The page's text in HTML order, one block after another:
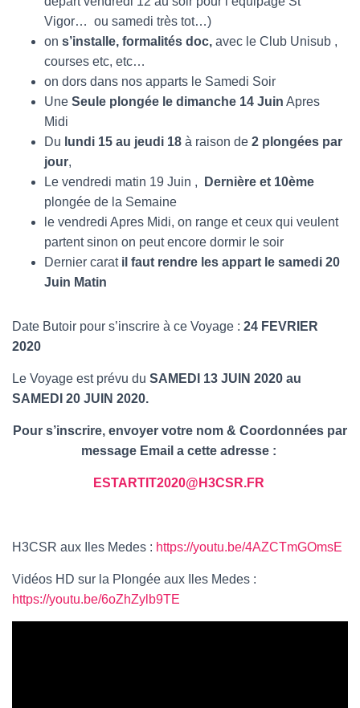
Vigor… ou samedi très tot…)
on s’installe, formalités doc, avec le Club Unisub ,
courses etc, etc…
on dors dans nos apparts le Samedi Soir
Une Seule plongée le dimanche 14 Juin Apres
Midi
Du lundi 15 au jeudi 18 à raison de 2 plongées par
jour,
Le vendredi matin 19 Juin ,
Dernière et 10ème
plongée de la Semaine
le vendredi Apres Midi, on range et ceux qui veulent
partent sinon on peut encore dormir le soir
Dernier caratil faut rendre les appart le samedi 20
Juin Matin
Date Butoir pour s’inscrire à ce Voyage : 24 FEVRIER
2020
Le Voyage est prévu du SAMEDI 13 JUIN 2020 au
SAMEDI 20 JUIN 2020.
Pour s’inscrire, envoyer votre nom & Coordonnées par
message Email a cette adresse :
ESTARTIT2020@H3CSR.FR
H3CSR aux Iles Medes : https://youtu.be/4AZCTmGOmsE
Vidéos HD sur la Plongée aux Iles Medes :
https://youtu.be/6oZhZylb9TE